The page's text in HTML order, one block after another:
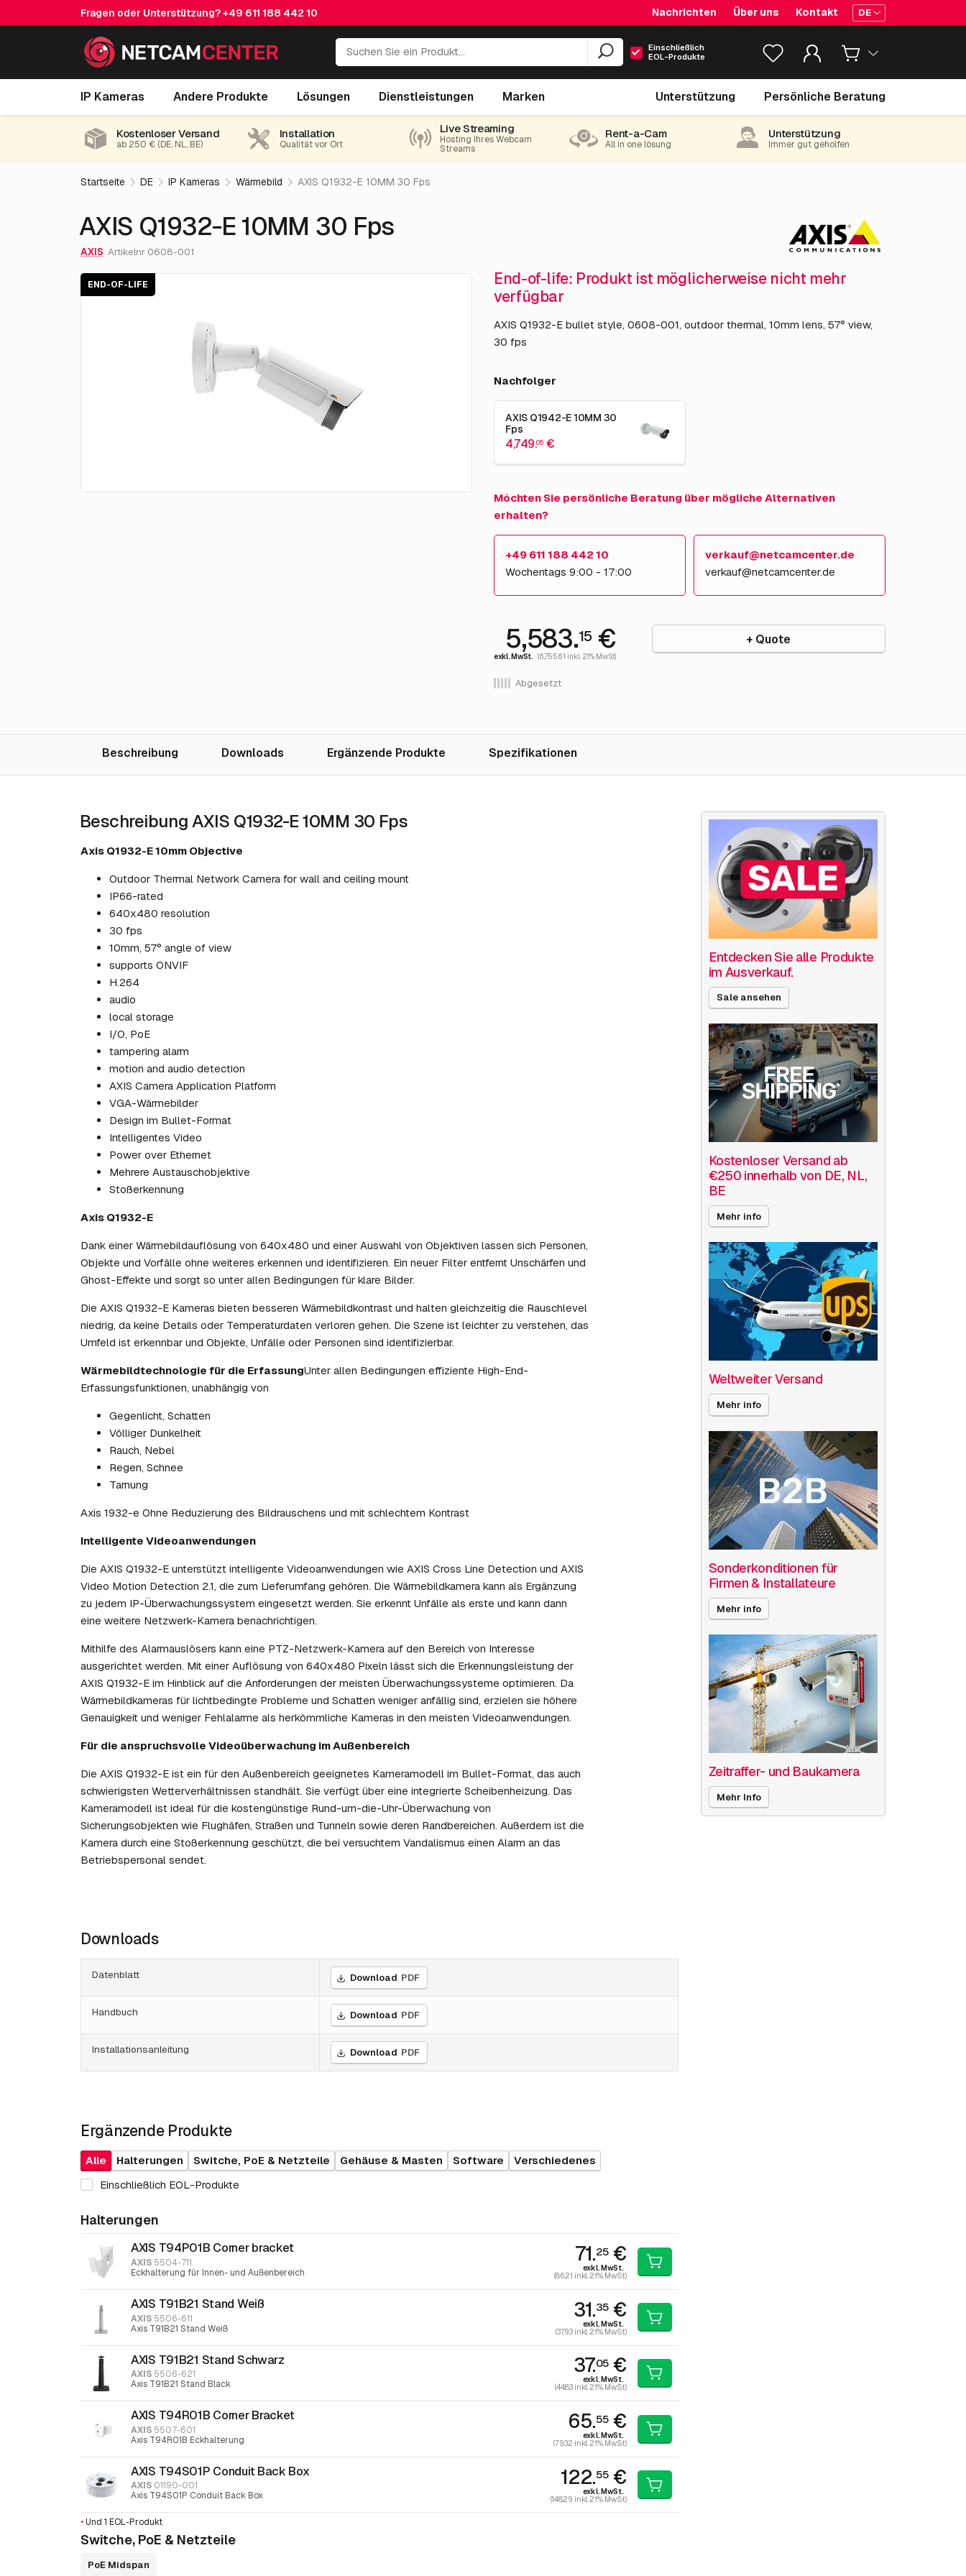
Fragen oder Unterstützung?+49 611 188 442 10 Nachrichten Über uns Kontakt DE
Einschließlich
EOL-Produkte
IP Kameras Andere Produkte Lösungen Dienstleistungen Marken Unterstützung Persönliche Beratung
AXIS Q1932-E 10MM 30 Fps End-of-life 5,583.
15 €
Kostenloser Versand
ab 250 € (DE, NL, BE)
Installation
Qualität vor Ort
Live Streaming
Hosting Ihres Webcam
Streams
Rent-a-Cam
All in one lösung
Unterstützung
Immer gut geholfen
Startseite DE IP Kameras Wärmebild AXIS Q1932-E 10MM 30 Fps
AXIS Q1932-E 10MM 30 Fps
AXIS Artikelnr 0608-001
END-OF-LIFE
End-of-life: Produkt ist möglicherweise nicht mehr
verfügbar
AXIS Q1932-E bullet style, 0608-001, outdoor thermal, 10mm lens, 57° view,
30 fps
Nachfolger
AXIS Q1942-E 10MM 30
Fps
4,749.05 €
Móchten Sie persönliche Beratung über mögliche Alternativen
erhalten?
+49 611 188 442 10
Wochentags 9:00 - 17:00
verkauf@netcamcenter.de
verkauf@netcamcenter.de
5,583.15€
exkl. MwSt. (6,755.61 inkl. 21% MwSt)
Abgesetzt
+ Quote
Beschreibung Downloads Ergänzende Produkte Spezifikationen
Beschreibung AXIS Q1932-E 10MM 30 Fps
Axis Q1932-E 10mm Objective
Outdoor Thermal Network Camera for wall and ceiling mount
IP66-rated
640x480 resolution
30 fps
10mm, 57° angle of view
supports ONVIF
H.264
audio
local storage
I/O, PoE
tampering alarm
motion and audio detection
AXIS Camera Application Platform
VGA-Wärmebilder
Design im Bullet-Format
Intelligentes Video
Power over Ethernet
Mehrere Austauschobjektive
Stoßerkennung
Axis Q1932-E
Dank einer Wärmebildauflösung von 640x480 und einer Auswahl von Objektiven lassen sich Personen,
Objekte und Vorfälle ohne weiteres erkennen und identifizieren. Ein neuer Filter entfernt Unschärfen und
Ghost-Effekte und sorgt so unter allen Bedingungen für klare Bilder.
Die AXIS Q1932-E Kameras bieten besseren Wärmebildkontrast und halten gleichzeitig die Rauschlevel
niedrig, da keine Details oder Temperaturdaten verloren gehen. Die Szene ist leichter zu verstehen, das
Umfeld ist erkennbar und Objekte, Unfälle oder Personen sind identifizierbar.
Wärmebildtechnologie für die ErfassungUnter allen Bedingungen effiziente High-End-
Erfassungsfunktionen, unabhängig von
Gegenlicht, Schatten
Völliger Dunkelheit
Rauch, Nebel
Regen, Schnee
Tarnung
Axis 1932-e Ohne Reduzierung des Bildrauschens und mit schlechtem Kontrast
Intelligente Videoanwendungen
Die AXIS Q1932-E unterstützt intelligente Videoanwendungen wie AXIS Cross Line Detection und AXIS
Video Motion Detection 2.1, die zum Lieferumfang gehören. Die Wärmebildkamera kann als Ergänzung
zu jedem IP-Überwachungssystem eingesetzt werden. Sie erkennt Unfälle als erste und kann dann
eine weitere Netzwerk-Kamera benachrichtigen.
Mithilfe des Alarmauslösers kann eine PTZ-Netzwerk-Kamera auf den Bereich von Interesse
ausgerichtet werden. Mit einer Auflösung von 640x480 Pixeln lässt sich die Erkennungsleistung der
AXIS Q1932-E im Hinblick auf die Anforderungen der meisten Überwachungssysteme optimieren. Da
Wärmebildkameras für lichtbedingte Probleme und Schatten weniger anfällig sind, erzielen sie höhere
Genauigkeit und weniger Fehlalarme als herkömmliche Kameras in den meisten Videoanwendungen.
Für die anspruchsvolle Videoüberwachung im Außenbereich
Die AXIS Q1932-E ist ein für den Außenbereich geeignetes Kameramodell im Bullet-Format, das auch
schwierigsten Wetterverhältnissen standhält. Sie verfügt über eine integrierte Scheibenheizung. Das
Kameramodell ist ideal für die kostengünstige Rund-um-die-Uhr-Überwachung von
Sicherungsobjekten wie Flughäfen, Straßen und Tunneln sowie deren Randbereichen. Außerdem ist die
Kamera durch eine Stoßerkennung geschützt, die bei versuchtem Vandalismus einen Alarm an das
Betriebspersonal sendet.
Downloads
Datenblatt Download PDF
Handbuch Download PDF
Installationsanleitung Download PDF
Ergänzende Produkte
Alle Halterungen Switche, PoE & Netzteile Gehäuse & Masten Software
Verschiedenes
Einschließlich EOL-Produkte
Halterungen
AXIS T94P01B Corner bracket
AXIS 5504-711
Eckhalterung für Innen- und Außenbereich
71.25 €
exkl. MwSt.
(86.21 inkl. 21% MwSt)
AXIS T91B21 Stand Weiß
AXIS 5506-611
Axis T91B21 Stand Weiß
31.35 €
exkl. MwSt.
(37.93 inkl. 21% MwSt)
AXIS T91B21 Stand Schwarz
AXIS 5506-621
Axis T91B21 Stand Black
37.05 €
exkl. MwSt.
(44.83 inkl. 21% MwSt)
AXIS T94R01B Corner Bracket
AXIS 5507-601
Axis T94R01B Eckhalterung
65.55 €
exkl. MwSt.
(79.32 inkl. 21% MwSt)
AXIS T94S01P Conduit Back Box
AXIS 01190-001
Axis T94S01P Conduit Back Box
122.55 €
exkl. MwSt.
(148.29 inkl. 21% MwSt)
• Und 1 EOL-Produkt
Switche, PoE & Netzteile
PoE Midspan
Entdecken Sie alle Produkte
im Ausverkauf.
Sale ansehen
Kostenloser Versand ab
€250 innerhalb von DE, NL,
BE
Mehr info
Weltweiter Versand
Mehr info
Sonderkonditionen für
Firmen & Installateure
Mehr info
Zeitraffer- und Baukamera
Mehr Info